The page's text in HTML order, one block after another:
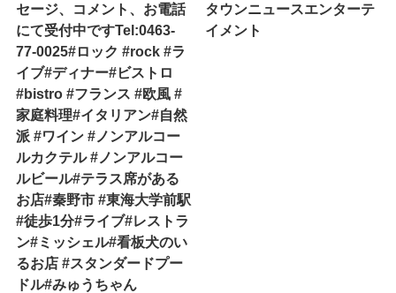
セージ、コメント、お電話
にて受付中ですTel:0463-
77-0025#ロック #rock #ラ
イブ#ディナー#ビストロ
#bistro #フランス #欧風 #
家庭料理#イタリアン#自然
派 #ワイン #ノンアルコー
ルカクテル #ノンアルコー
ルビール#テラス席がある
お店#秦野市 #東海大学前駅
#徒歩1分#ライブ#レストラ
ン#ミッシェル#看板犬のい
るお店 #スタンダードプー
ドル#みゅうちゃん
タウンニュースエンターテ
イメント